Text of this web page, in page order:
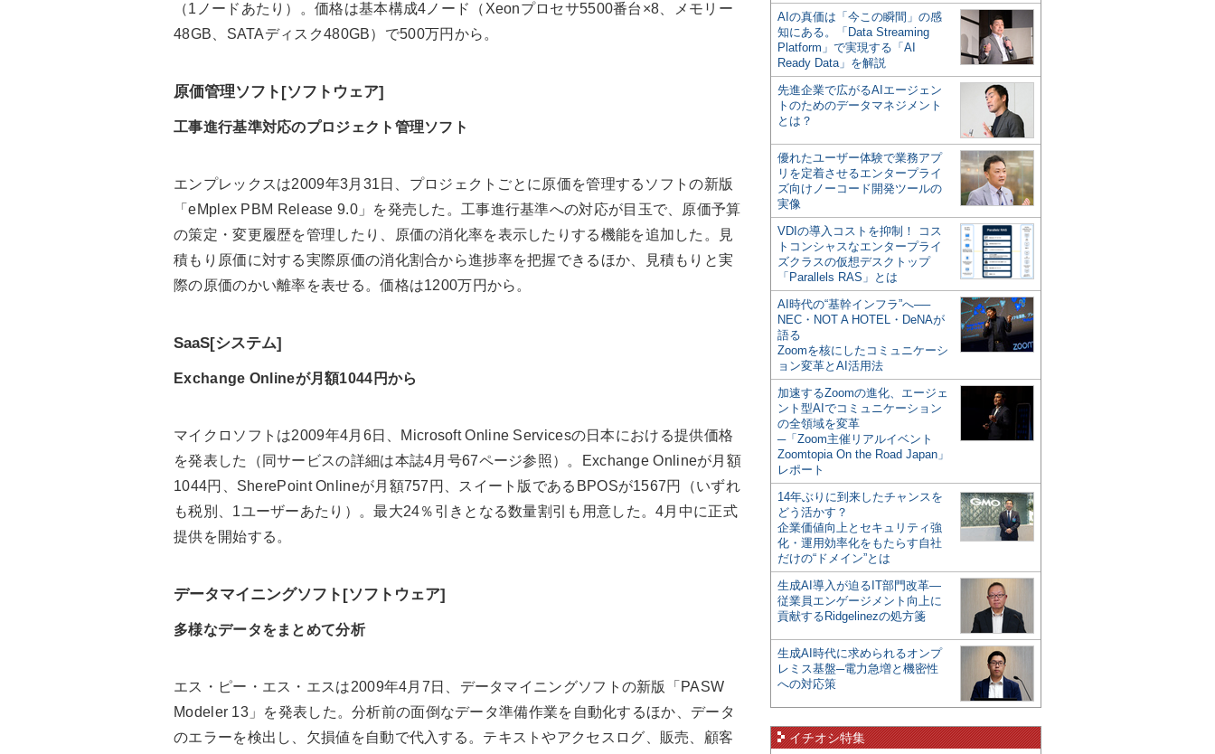
（1ノードあたり）。価格は基本構成4ノード（Xeonプロセサ5500番台×8、メモリー
48GB、SATAディスク480GB）で500万円から。
原価管理ソフト[ソフトウェア]
工事進行基準対応のプロジェクト管理ソフト
エンプレックスは2009年3月31日、プロジェクトごとに原価を管理するソフトの新版
「eMplex PBM Release 9.0」を発売した。工事進行基準への対応が目玉で、原価予算
の策定・変更履歴を管理したり、原価の消化率を表示したりする機能を追加した。見
積もり原価に対する実際原価の消化割合から進捗率を把握できるほか、見積もりと実
際の原価のかい離率を表せる。価格は1200万円から。
SaaS[システム]
Exchange Onlineが月額1044円から
マイクロソフトは2009年4月6日、Microsoft Online Servicesの日本における提供価格
を発表した（同サービスの詳細は本誌4月号67ページ参照）。Exchange Onlineが月額
1044円、SherePoint Onlineが月額757円、スイート版であるBPOSが1567円（いずれ
も税別、1ユーザーあたり）。最大24％引きとなる数量割引も用意した。4月中に正式
提供を開始する。
データマイニングソフト[ソフトウェア]
多様なデータをまとめて分析
エス・ピー・エス・エスは2009年4月7日、データマイニングソフトの新版「PASW
Modeler 13」を発表した。分析前の面倒なデータ準備作業を自動化するほか、データ
のエラーを検出し、欠損値を自動で代入する。テキストやアクセスログ、販売、顧客
AIの真価は「今この瞬間」の感
知にある。「Data Streaming
Platform」で実現する「AI
Ready Data」を解説
先進企業で広がるAIエージェン
トのためのデータマネジメント
とは？
優れたユーザー体験で業務アプ
リを定着させるエンタープライ
ズ向けノーコード開発ツールの
実像
VDIの導入コストを抑制！ コス
トコンシャスなエンタープライ
ズクラスの仮想デスクトップ
「Parallels RAS」とは
AI時代の“基幹インフラ”へ──
NEC・NOT A HOTEL・DeNAが
語る
Zoomを核にしたコミュニケーシ
ョン変革とAI活用法
加速するZoomの進化、エージェ
ント型AIでコミュニケーション
の全領域を変革
─「Zoom主催リアルイベント
Zoomtopia On the Road Japan」
レポート
14年ぶりに到来したチャンスを
どう活かす？
企業価値向上とセキュリティ強
化・運用効率化をもたらす自社
だけの“ドメイン”とは
生成AI導入が迫るIT部門改革―
従業員エンゲージメント向上に
貢献するRidgelinezの処方箋
生成AI時代に求められるオンプ
レミス基盤─電力急増と機密性
への対応策
イチオシ特集